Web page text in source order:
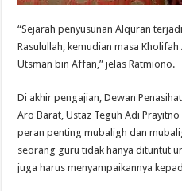
“Sejarah penyusunan Alquran
Rasulullah, kemudian masa
Utsman bin Affan,” jelas Ratmiono.
Di akhir pengajian, Dewan
Aro Barat, Ustaz Teguh Adi
peran penting mubaligh dan
seorang guru tidak hanya dituntut
juga harus menyampaikannya